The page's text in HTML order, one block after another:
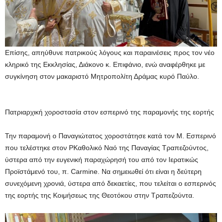
Επίσης, απηύθυνε πατρικούς λόγους και παραινέσεις προς τον νέο
κληρικό της Εκκλησίας, Διάκονο κ. Επιφάνιο, ενώ αναφέρθηκε με
συγκίνηση στον μακαριστό Μητροπολίτη Δράμας κυρό Παύλο.
Πατριαρχική χοροστασία στον εσπερινό της παραμονής της εορτής
Την παραμονή ο Παναγιώτατος χοροστάτησε κατά τον Μ. Εσπερινό
που τελέστηκε στον ΡΚαθολικό Ναό της Παναγίας Τραπεζούντος,
ύστερα από την ευγενική παραχώρησή του από τον Ιερατικώς
Προϊστάμενό του, π. Carmine. Να σημειωθεί ότι είναι η δεύτερη
συνεχόμενη χρονιά, ύστερα από δεκαετίες, που τελείται ο εσπερινός
της εορτής της Κοιμήσεως της Θεοτόκου στην Τραπεζούντα.